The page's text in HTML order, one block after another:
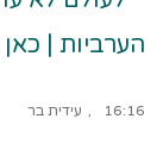
16:16 עידית בר